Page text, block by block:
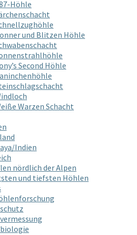
Höhle
und Blitzen Höhle
Second Höhle
Warzen Schacht
Indien
nördlich der Alpen
und tiefsten Höhlen